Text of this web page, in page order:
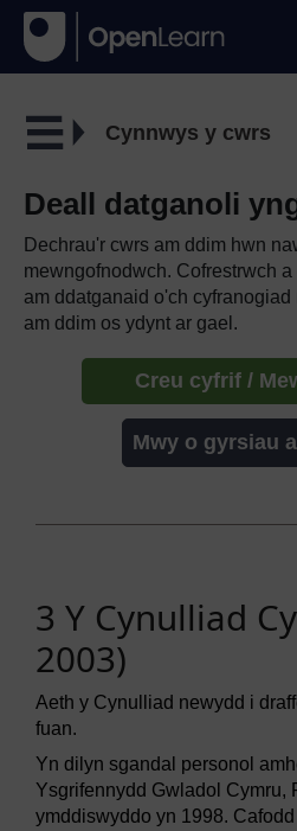
Cynnwys y cwrs
Deall datganoli
Dechrau'r cwrs am ddim hwn
mewngofnodwch. Cofrestrwch
am ddatganaid o'ch cyfranogiad
am ddim os ydynt ar gael.
Creu cyfrif /
Mwy o gyrsiau
3 Y Cynulliad
2003)
Aeth y Cynulliad newydd i
fuan.
Yn dilyn sgandal personol
Ysgrifennydd Gwladol Cymru,
ymddiswyddo yn 1998.